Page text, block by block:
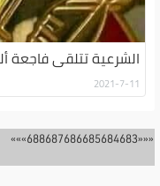
الشرعية تتلقى فاجعة
2021-7-11
««
«
683
684
685
686
687
688
»
»»